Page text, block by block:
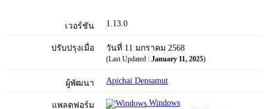
เวอร์ชัน 1.13.0
ปรับปรุงเมื่อ วันที่ 11 มกราคม 2568
(Last Updated : January 11, 2025)
ผู้พัฒนา Apichai Densamut
แพลตฟอร์ม
Windows